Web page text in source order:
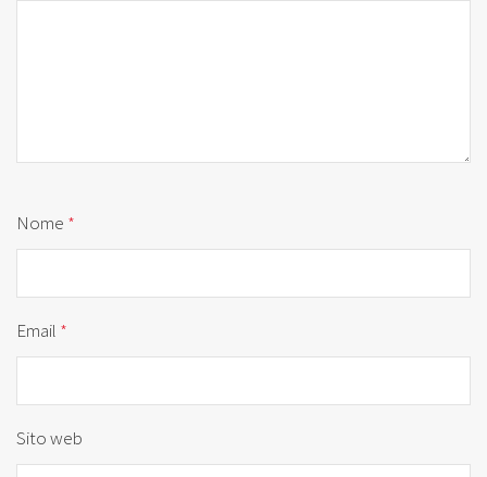
Nome *
Email *
Sito web